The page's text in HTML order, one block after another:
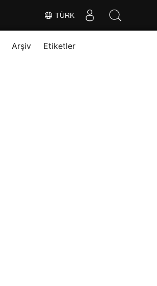
TÜRK
Arşiv Etiketler